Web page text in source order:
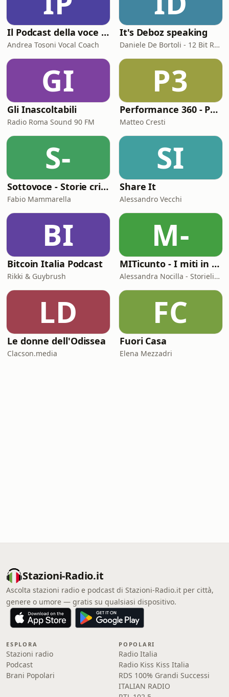
Il Podcast della voce e del canto
Andrea Tosoni Vocal Coach
It's Deboz speaking
Daniele De Bortoli - 12 Bit Retrogaming Trieste
GI
Gli Inascoltabili
Radio Roma Sound 90 FM
P3
Performance 360 - Prestazione e Benessere
Matteo Cresti
S-
Sottovoce - Storie criminali
Fabio Mammarella
SI
Share It
Alessandro Vecchi
BI
Bitcoin Italia Podcast
Rikki & Guybrush
M-
MITicunto - I miti in prima persona
Alessandra Nocilla - Storielibere.fm
LD
Le donne dell'Odissea
Clacson.media
FC
Fuori Casa
Elena Mezzadri
Stazioni-Radio.it
Ascolta stazioni radio e podcast di Stazioni-Radio.it per città,
genere o umore — gratis su qualsiasi dispositivo.
ESPLORA
Stazioni radio
Podcast
Brani Popolari
POPOLARI
Radio Italia
Radio Kiss Kiss Italia
RDS 100% Grandi Successi
ITALIAN RADIO